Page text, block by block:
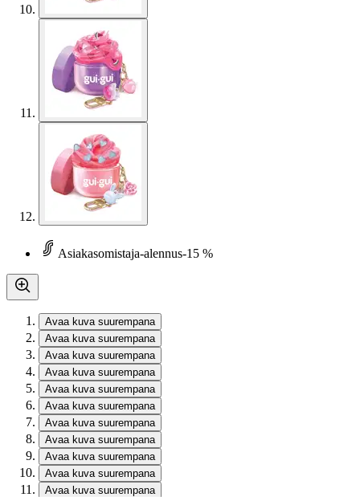
Asiakasomistaja-alennus-15 %
Avaa kuva suurempana
Avaa kuva suurempana
Avaa kuva suurempana
Avaa kuva suurempana
Avaa kuva suurempana
Avaa kuva suurempana
Avaa kuva suurempana
Avaa kuva suurempana
Avaa kuva suurempana
Avaa kuva suurempana
Avaa kuva suurempana